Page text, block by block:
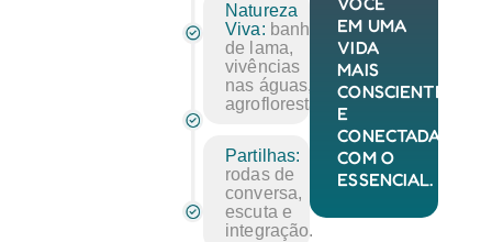
Natureza
Viva: banho
de lama,
vivências
nas águas,
agrofloresta.
Partilhas:
rodas de
conversa,
escuta e
integração.
EM UMA
VIDA
MAIS
CONSCIENTE
E
CONECTADA
COM O
ESSENCIAL.